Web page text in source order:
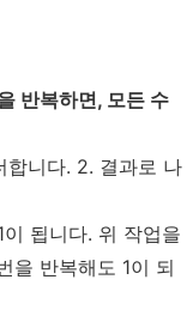
반복하면, 모든 수
합니다. 2. 결과로 나
됩니다. 위 작업을
을 반복해도 1이 되